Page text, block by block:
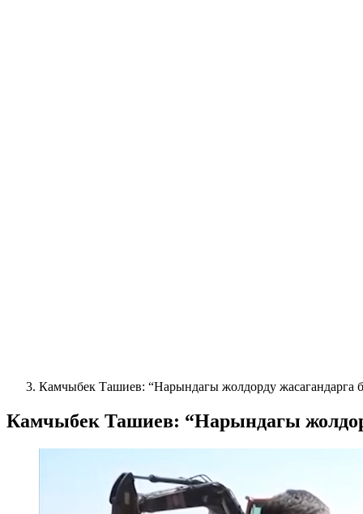
Камчыбек Ташиев: “Нарындагы жолдорду жасагандарга
Камчыбек Ташиев: “Нарындагы